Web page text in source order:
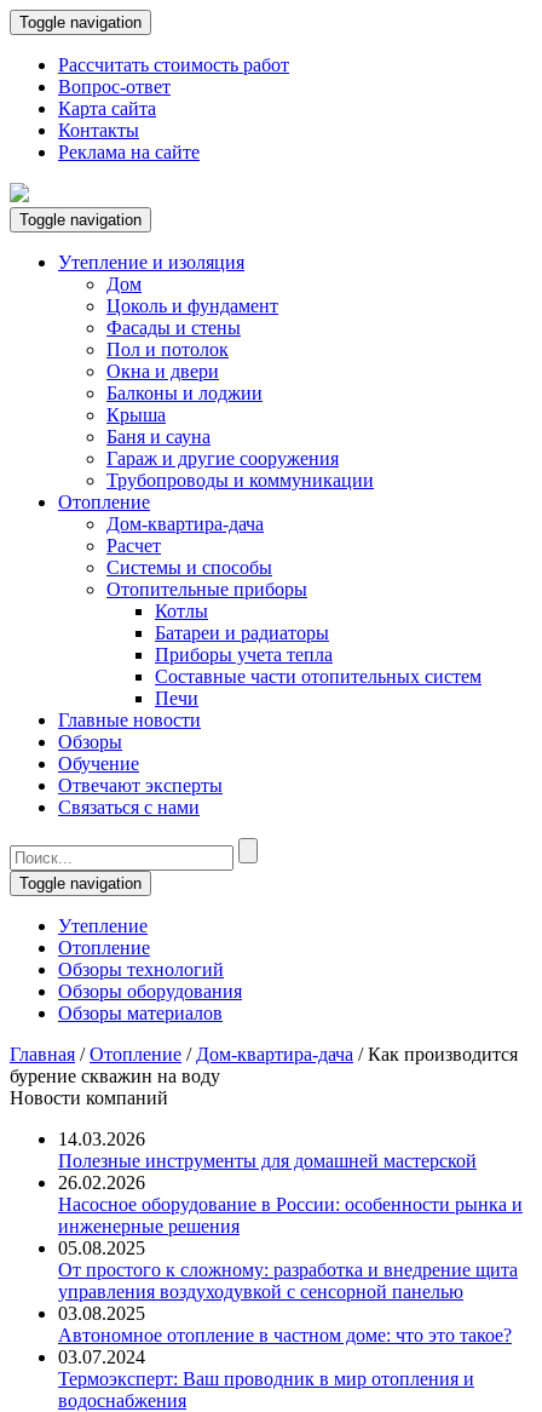
Toggle navigation
Рассчитать стоимость работ
Вопрос-ответ
Карта сайта
Контакты
Реклама на сайте
Toggle navigation
Утепление и изоляция
Дом
Цоколь и фундамент
Фасады и стены
Пол и потолок
Окна и двери
Балконы и лоджии
Крыша
Баня и сауна
Гараж и другие сооружения
Трубопроводы и коммуникации
Отопление
Дом-квартира-дача
Расчет
Системы и способы
Отопительные приборы
Котлы
Батареи и радиаторы
Приборы учета тепла
Составные части отопительных систем
Печи
Главные новости
Обзоры
Обучение
Отвечают эксперты
Связаться с нами
Toggle navigation
Утепление
Отопление
Обзоры технологий
Обзоры оборудования
Обзоры материалов
Главная /Отопление / Дом-квартира-дача /Как производится
бурение скважин на воду
Новости компаний
14.03.2026
Полезные инструменты для домашней мастерской
26.02.2026
Насосное оборудование в России: особенности рынка и
инженерные решения
05.08.2025
От простого к сложному: разработка и внедрение щита
управления воздуходувкой с сенсорной панелью
03.08.2025
Автономное отопление в частном доме: что это такое?
03.07.2024
Термоэксперт: Ваш проводник в мир отопления и
водоснабжения